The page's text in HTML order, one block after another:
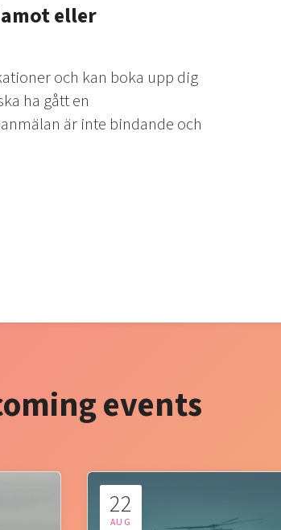
eller
och kan boka upp dig
ha gått en
är inte bindande och
events
22
AUG